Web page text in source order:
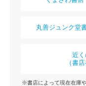
丸善ジュンク堂
近
（書
※書店によって現在在庫